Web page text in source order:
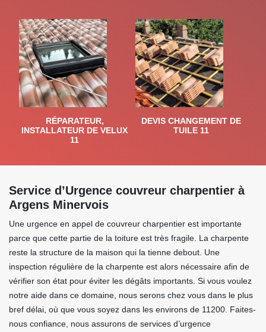
RÉPARATEUR,
INSTALLATEUR DE VELUX
11
DEVIS CHANGEMENT DE
TUILE 11
Service d’Urgence couvreur charpentier à
Argens Minervois
Une urgence en appel de couvreur charpentier est importante
parce que cette partie de la toiture est très fragile. La charpente
reste la structure de la maison qui la tienne debout. Une
inspection régulière de la charpente est alors nécessaire afin de
vérifier son état pour éviter les dégâts importants. Si vous voulez
notre aide dans ce domaine, nous serons chez vous dans le plus
bref délai, où que vous soyez dans les environs de 11200. Faites-
nous confiance, nous assurons de services d’urgence